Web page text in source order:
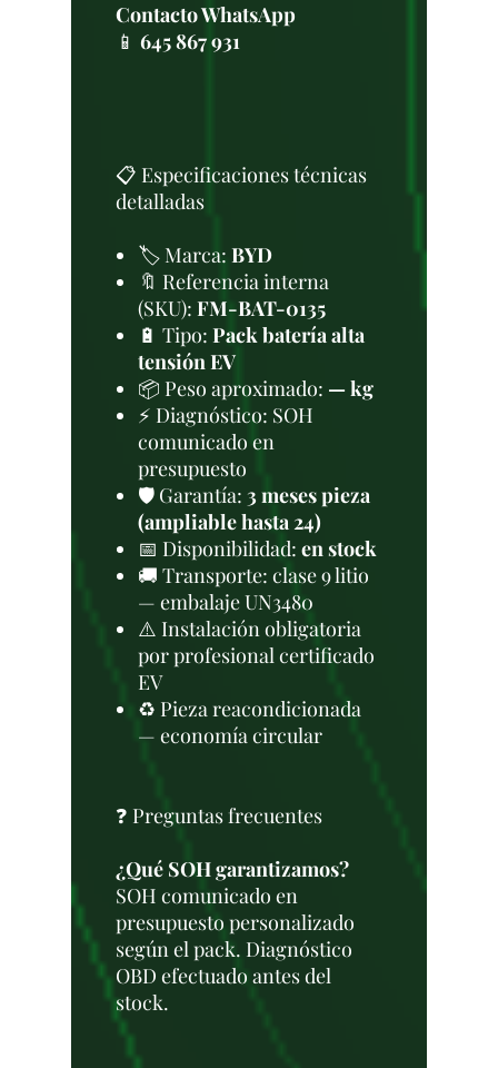
Contacto WhatsApp
📱 645 867 931
📋 Especificaciones técnicas
detalladas
🏷️ Marca: BYD
🔖 Referencia interna
(SKU): FM-BAT-0135
🔋 Tipo: Pack batería alta
tensión EV
📦 Peso aproximado: — kg
⚡ Diagnóstico: SOH
comunicado en
presupuesto
🛡️ Garantía: 3 meses pieza
(ampliable hasta 24)
📅 Disponibilidad: en stock
🚚 Transporte: clase 9 litio
— embalaje UN3480
⚠️ Instalación obligatoria
por profesional certificado
EV
♻️ Pieza reacondicionada
— economía circular
❓ Preguntas frecuentes
¿Qué SOH garantizamos?
SOH comunicado en
presupuesto personalizado
según el pack. Diagnóstico
OBD efectuado antes del
stock.